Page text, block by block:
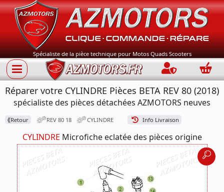
Spécialiste de la pièce technique pour Motos Quads Scooters
Connection
Réparer votre CYLINDRE Pièces BETA REV 80 (2018)
spécialiste des pièces détachées AZMOTORS neuves
⟪Retour REV 80 18 CYLINDRE Info Livraison
CYLINDRE Microfiche eclatée des pièces origine